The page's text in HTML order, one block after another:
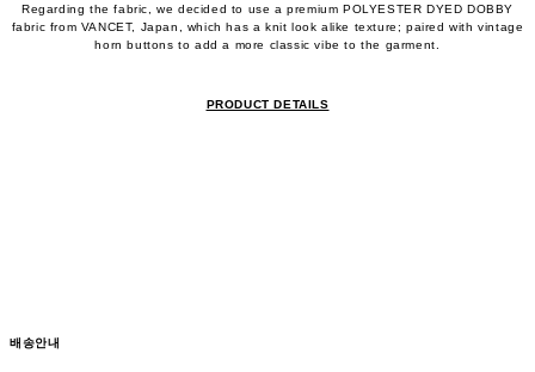
Regarding the fabric, we decided to use a premium POLYESTER DYED DOBBY
fabric from VANCET, Japan, which has a knit look alike texture; paired with vintage
horn buttons to add a more classic vibe to the garment.
PRODUCT DETAILS
배송안내